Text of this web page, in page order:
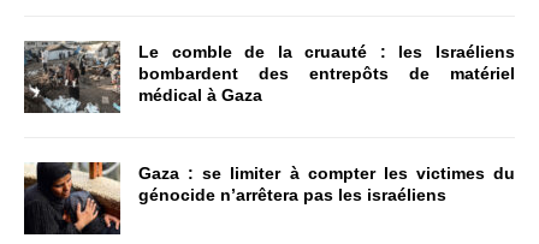
Le comble de la cruauté : les Israéliens
bombardent des entrepôts de matériel
médical à Gaza
Gaza : se limiter à compter les victimes du
génocide n’arrêtera pas les israéliens